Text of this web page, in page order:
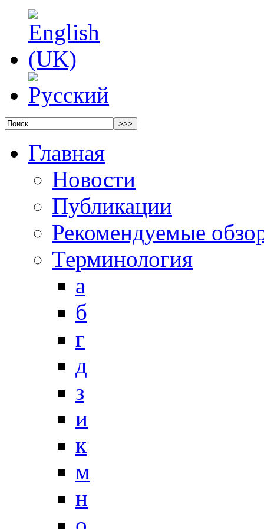
Главная
Новости
Публикации
Рекомендуемые
Терминология
a
б
г
д
з
и
к
м
н